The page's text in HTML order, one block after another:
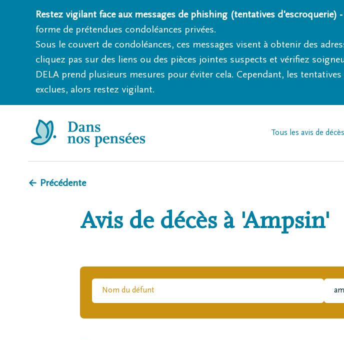
Restez vigilant face aux messages de phishing (tentatives d'escroquerie) -
forme de prétendues condoléances privées.
Sous le couvert de condoléances, ces messages visent à obtenir des
cliquez pas sur des liens ou des pièces jointes suspects et vérifiez
DELA prend plusieurs mesures pour éviter cela. Cependant, les
exclues, alors restez vigilant.
Tous les avis de décès
← Précédente
Avis de décès à 'Ampsin'